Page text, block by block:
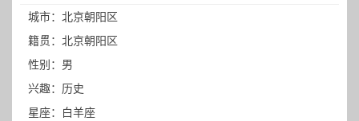
城市：北京朝阳区
籍贯：北京朝阳区
性别：男
兴趣：历史
星座：白羊座